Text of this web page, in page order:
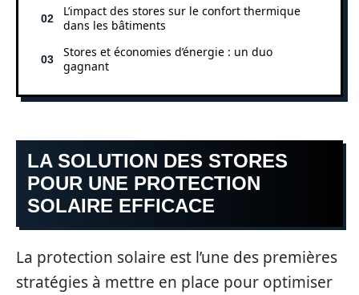
L’impact des stores sur le confort thermique
dans les bâtiments
Stores et économies d’énergie : un duo
gagnant
LA SOLUTION DES STORES
POUR UNE PROTECTION
SOLAIRE EFFICACE
La protection solaire est l’une des premières
stratégies à mettre en place pour optimiser